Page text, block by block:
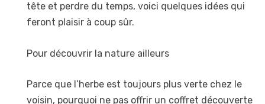
tête et perdre du temps, voici quelques idées qui
feront plaisir à coup sûr.
Pour découvrir la nature ailleurs
Parce que l’herbe est toujours plus verte chez le
voisin, pourquoi ne pas offrir un coffret découverte